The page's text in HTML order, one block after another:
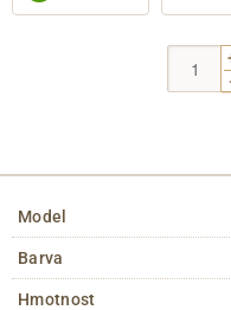
Model
Barva
Hmotnost